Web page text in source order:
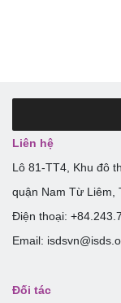
Liên hệ
Lô 81-TT4, Khu đô
quận Nam Từ Liêm,
Điện thoại:
Email:
Đối tác